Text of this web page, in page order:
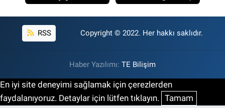
RSS Copyright © 2022. Her hakkı saklıdır.
Haber Yazılımı: TE Bilişim
En iyi site deneyimi sağlamak için çerezlerden
faydalanıyoruz. Detaylar için lütfen tıklayın. Tamam